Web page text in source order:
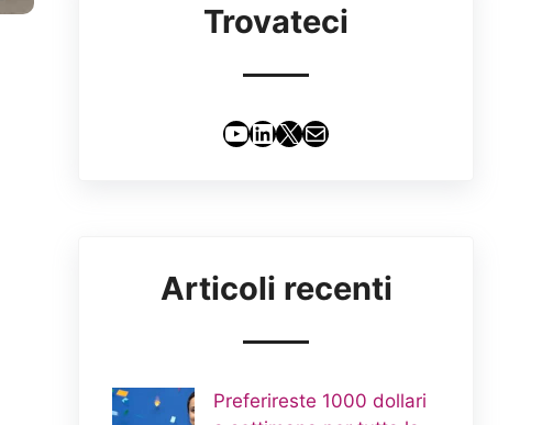
Trovateci
YouTube
LinkedIn
X Email
Articoli recenti
Preferireste 1000 dollari